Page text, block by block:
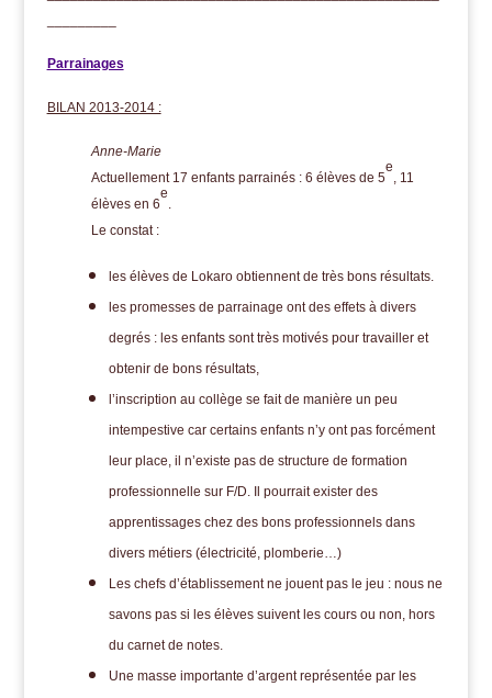
Parrainages
BILAN 2013-2014 :
Anne-Marie
Actuellement 17 enfants parrainés : 6 élèves de 5
e
, 11
élèves en 6
e
.
Le constat :
les élèves de Lokaro obtiennent de très bons résultats.
les promesses de parrainage ont des effets à divers
degrés : les enfants sont très motivés pour travailler et
obtenir de bons résultats,
l’inscription au collège se fait de manière un peu
intempestive car certains enfants n’y ont pas forcément
leur place, il n’existe pas de structure de formation
professionnelle sur F/D. Il pourrait exister des
apprentissages chez des bons professionnels dans
divers métiers (électricité, plomberie…)
Les chefs d’établissement ne jouent pas le jeu : nous ne
savons pas si les élèves suivent les cours ou non, hors
du carnet de notes.
Une masse importante d’argent représentée par les